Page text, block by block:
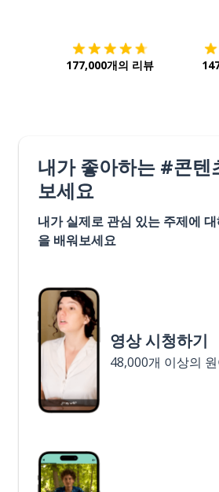
177,000개의 리뷰
내가 좋아하는 #콘텐
보세요
내가 실제로 관심 있는 주제에
을 배워보세요
영상 시청하기
48,000개 이상의